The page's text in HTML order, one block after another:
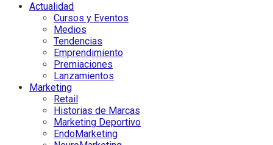
Actualidad
Cursos y Eventos
Medios
Tendencias
Emprendimiento
Premiaciones
Lanzamientos
Marketing
Retail
Historias de Marcas
Marketing Deportivo
EndoMarketing